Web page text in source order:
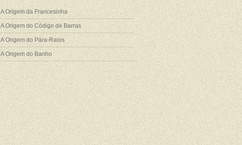
A Origem da Francesinha
A Origem do Código de Barras
A Origem do Pára-Raios
A Origem do Banho